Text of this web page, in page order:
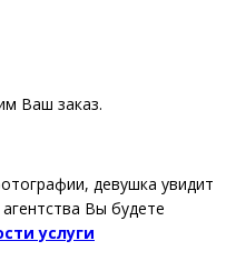
Ваш заказ.
девушка увидит
Вы будете
услуги